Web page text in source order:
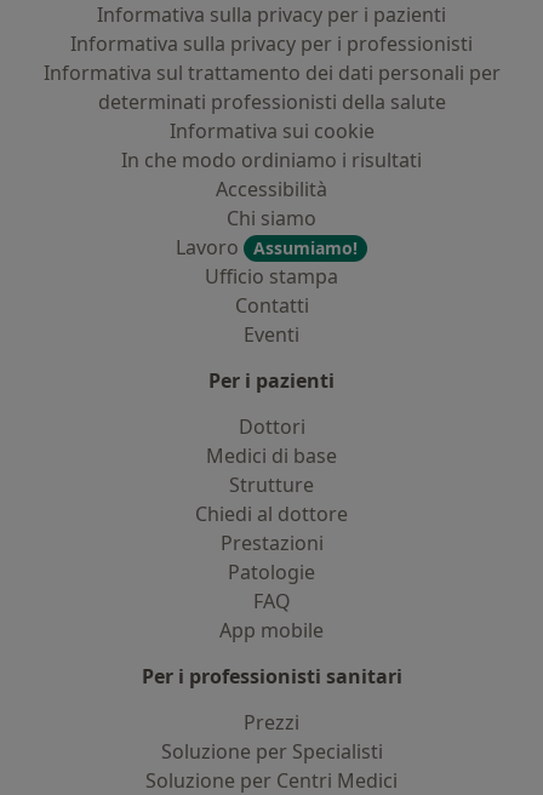
Informativa sulla privacy per i pazienti
Informativa sulla privacy per i professionisti
Informativa sul trattamento dei dati personali per
determinati professionisti della salute
Informativa sui cookie
In che modo ordiniamo i risultati
Accessibilità
Chi siamo
Lavoro
Assumiamo!
Ufficio stampa
Contatti
Eventi
Per i pazienti
Dottori
Medici di base
Strutture
Chiedi al dottore
Prestazioni
Patologie
FAQ
App mobile
Per i professionisti sanitari
Prezzi
Soluzione per Specialisti
Soluzione per Centri Medici